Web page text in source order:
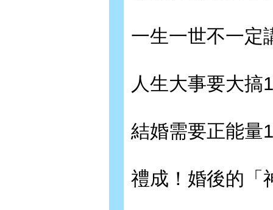
一生一世不一定
人生大事要大搞
結婚需要正能量
禮成！婚後的「